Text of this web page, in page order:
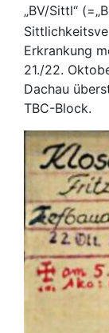
„BV/Sittl“
Erkrankung
21./22.
Dachau
TBC-Block.